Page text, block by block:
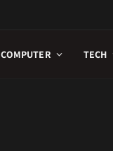
COMPUTER TECH